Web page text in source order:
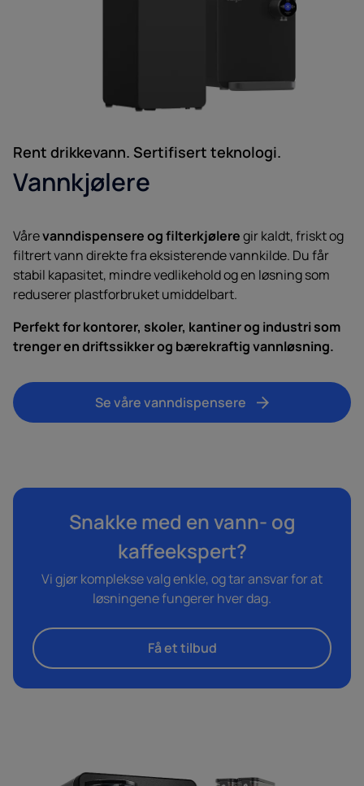
Rent drikkevann. Sertifisert teknologi.
Vannkjølere
Vårevanndispensere og filterkjøleregir kaldt, friskt og
filtrert vann direkte fra eksisterende vannkilde. Du får
stabil kapasitet, mindre vedlikehold og en løsning som
reduserer plastforbruket umiddelbart.
Perfekt for kontorer, skoler, kantiner og industri som
trenger en driftssikker og bærekraftig vannløsning.
Se våre vanndispensere
Snakke med en vann- og
kaffeekspert?
Vi gjør komplekse valg enkle, og tar ansvar for at
løsningene fungerer hver dag.
Få et tilbud